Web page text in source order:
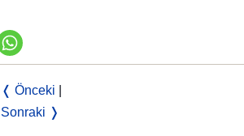
❬ Önceki
Sonraki ❭